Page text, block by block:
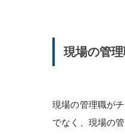
現場の管
現場の管理職が
でなく、現場の